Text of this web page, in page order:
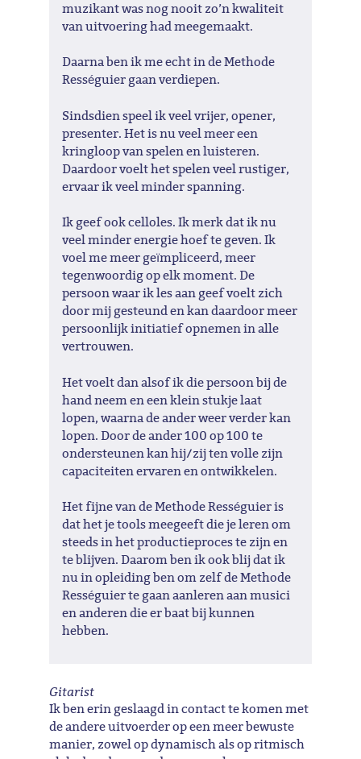
muzikant was nog nooit zo’n kwaliteit
van uitvoering had meegemaakt.
Daarna ben ik me echt in de Methode
Rességuier gaan verdiepen.
Sindsdien speel ik veel vrijer, opener,
presenter. Het is nu veel meer een
kringloop van spelen en luisteren.
Daardoor voelt het spelen veel rustiger,
ervaar ik veel minder spanning.
Ik geef ook celloles. Ik merk dat ik nu
veel minder energie hoef te geven. Ik
voel me meer geïmpliceerd, meer
tegenwoordig op elk moment. De
persoon waar ik les aan geef voelt zich
door mij gesteund en kan daardoor meer
persoonlijk initiatief opnemen in alle
vertrouwen.
Het voelt dan alsof ik die persoon bij de
hand neem en een klein stukje laat
lopen, waarna de ander weer verder kan
lopen. Door de ander 100 op 100 te
ondersteunen kan hij/zij ten volle zijn
capaciteiten ervaren en ontwikkelen.
Het fijne van de Methode Rességuier is
dat het je tools meegeeft die je leren om
steeds in het productieproces te zijn en
te blijven. Daarom ben ik ook blij dat ik
nu in opleiding ben om zelf de Methode
Rességuier te gaan aanleren aan musici
en anderen die er baat bij kunnen
hebben.
Gitarist
Ik ben erin geslaagd in contact te komen met
de andere uitvoerder op een meer bewuste
manier, zowel op dynamisch als op ritmisch